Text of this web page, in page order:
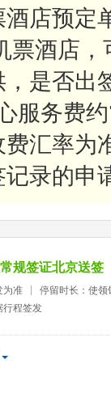
店预定
票酒店
是否出
服务费
汇率为
录的申
规签证北京送签
为准
停留时长：使领
行程签发